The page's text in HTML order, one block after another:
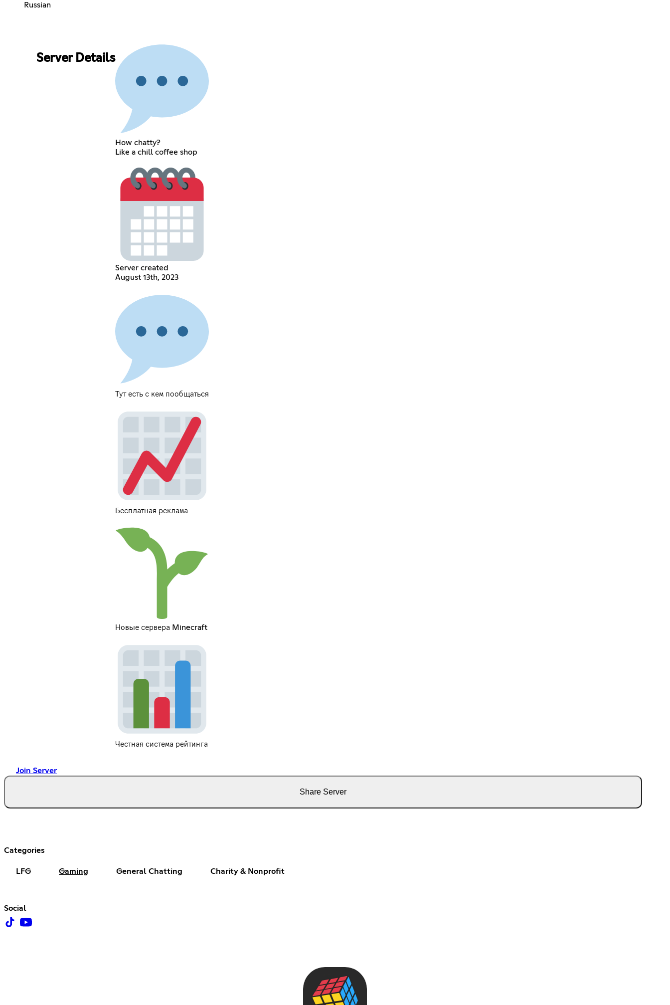
Russian
Server Details
How chatty?
Like a chill coffee shop
Server created
August 13th, 2023
Тут есть с кем пообщаться
Бесплатная реклама
Новые сервера Minecraft
Честная система рейтинга
Join Server
Share Server
Categories
LFG Gaming General Chatting Charity & Nonprofit
Social